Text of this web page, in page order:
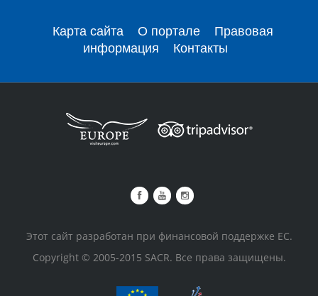
Карта сайта О портале
Правовая
информация
Контакты
Этот сайт разработан при финансовой поддержке ЕС.
Copyright © 2005-2015 SACR. Все права защищены.